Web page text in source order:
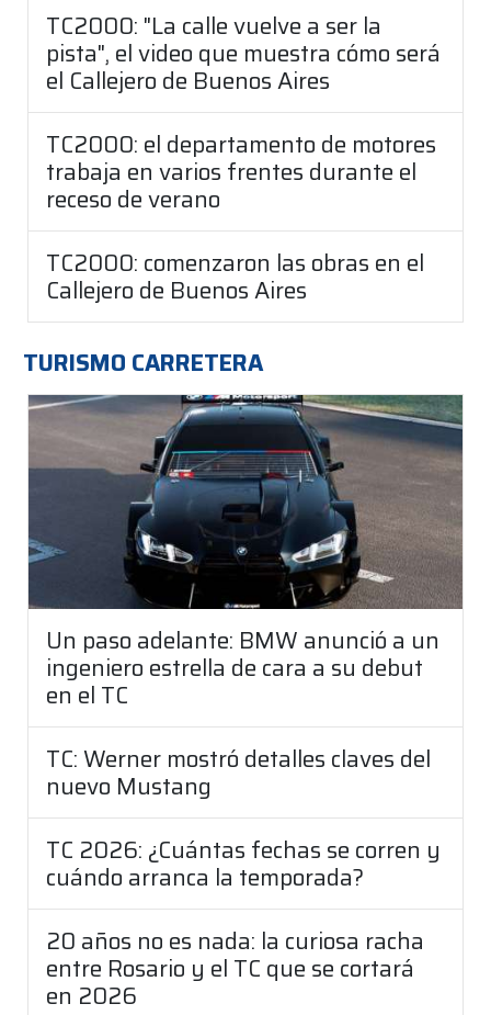
TC2000: "La calle vuelve a ser la
pista", el video que muestra cómo será
el Callejero de Buenos Aires
TC2000: el departamento de motores
trabaja en varios frentes durante el
receso de verano
TC2000: comenzaron las obras en el
Callejero de Buenos Aires
TURISMO CARRETERA
Un paso adelante: BMW anunció a un
ingeniero estrella de cara a su debut
en el TC
TC: Werner mostró detalles claves del
nuevo Mustang
TC 2026: ¿Cuántas fechas se corren y
cuándo arranca la temporada?
20 años no es nada: la curiosa racha
entre Rosario y el TC que se cortará
en 2026